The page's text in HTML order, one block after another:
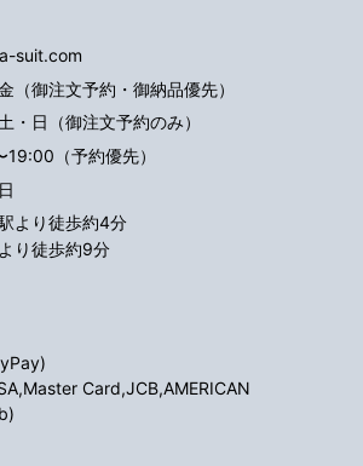
suit.com
（御注文予約・御納品優先）
・日（御注文予約のみ）
（予約優先）
より徒歩約4分
り徒歩約9分
Card,JCB,AMERICAN